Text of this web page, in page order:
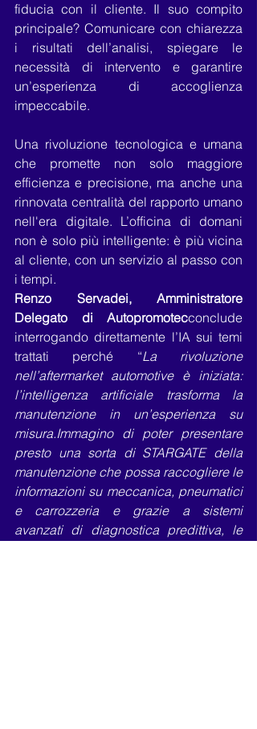
fiducia con il cliente. Il suo compito
principale? Comunicare con chiarezza
i risultati dell’analisi, spiegare le
necessità di intervento e garantire
un’esperienza di accoglienza
impeccabile.
Una rivoluzione tecnologica e umana
che promette non solo maggiore
efficienza e precisione, ma anche una
rinnovata centralità del rapporto umano
nell'era digitale. L’officina di domani
non è solo più intelligente: è più vicina
al cliente, con un servizio al passo con
i tempi.
Renzo Servadei, Amministratore
Delegato di Autopromotecconclude
interrogando direttamente l’IA sui temi
trattati perché “La rivoluzione
nell’aftermarket automotive è iniziata:
l’intelligenza artificiale trasforma la
manutenzione in un’esperienza su
misura.Immagino di poter presentare
presto una sorta di STARGATE della
manutenzione che possa raccogliere le
informazioni su meccanica, pneumatici
e carrozzeria e grazie a sistemi
avanzati di diagnostica predittiva, le